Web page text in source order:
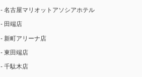
- 名古屋マリオットアソシアホテル
- 田端店
- 新町アリーナ店
- 東田端店
- 千駄木店